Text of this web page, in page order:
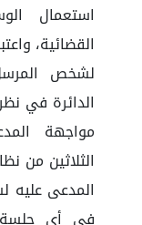
استعمال
القضائية،
لشخص
الدائرة في
مواجهة
الثلاثين من
المدعى عليه
في أي جلسة